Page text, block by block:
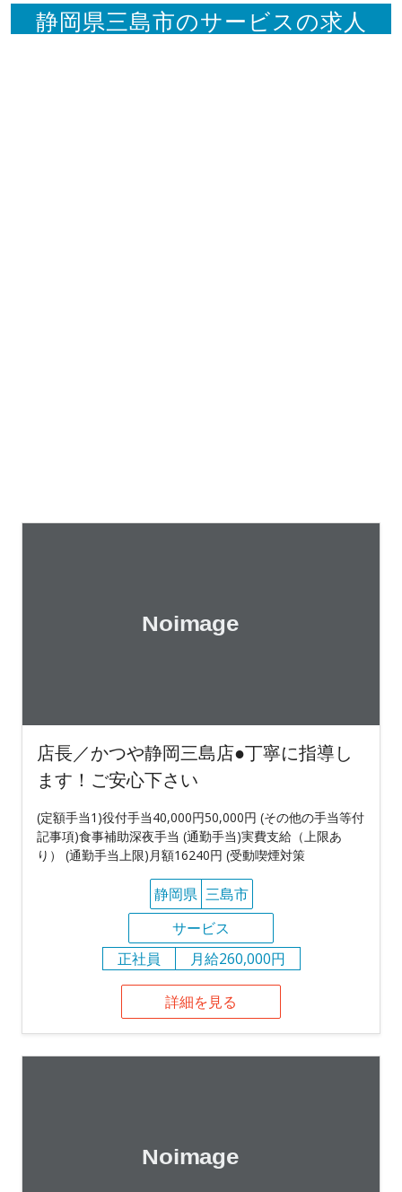
静岡県三島市のサービスの求人
店長／かつや静岡三島店●丁寧に指導し
ます！ご安心下さい
(定額手当1)役付手当40,000円50,000円 (その他の手当等付
記事項)食事補助深夜手当 (通勤手当)実費支給（上限あ
り） (通勤手当上限)月額16240円 (受動喫煙対策
静岡県 三島市
サービス
正社員
月給260,000円
詳細を見る